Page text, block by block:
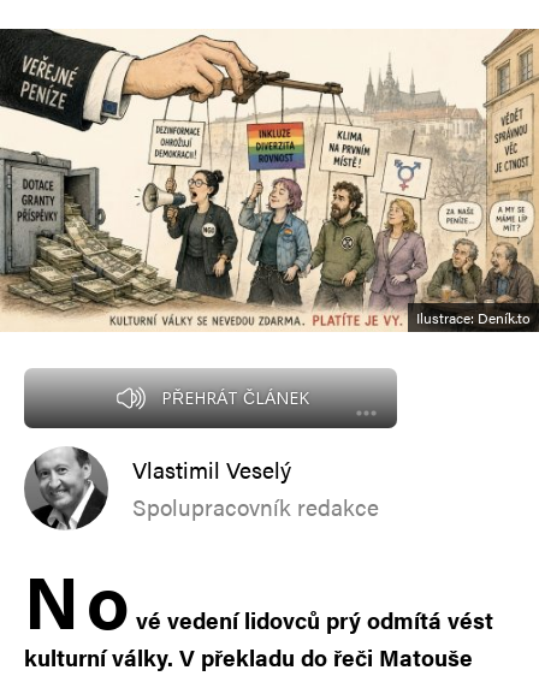
Ilustrace: Deník.to
PŘEHRÁT ČLÁNEK
Vlastimil Veselý
Spolupracovník redakce
No vé vedení lidovců prý odmítá vést
kulturní války. V překladu do řeči Matouše